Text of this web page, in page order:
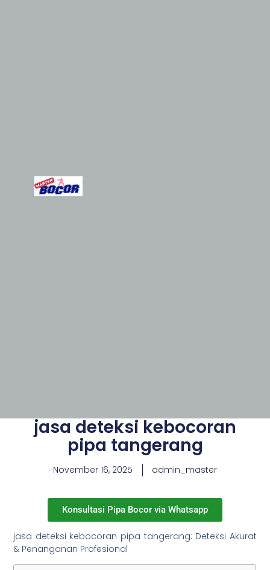
jasa deteksi kebocoran
pipa tangerang
November 16, 2025 admin_master
Konsultasi Pipa Bocor via Whatsapp
jasa deteksi kebocoran pipa tangerang: Deteksi Akurat
& Penanganan Profesional